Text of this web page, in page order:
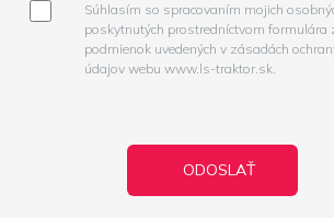
Súhlasím so spracovaním mojich
poskytnutých prostredníctvom formulára
podmienok uvedených v zásadách
údajov webu www.ls-traktor.sk.